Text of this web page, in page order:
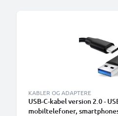
KABLER OG ADAPTERE
USB-C-kabel version 2.0 -
mobiltelefoner,